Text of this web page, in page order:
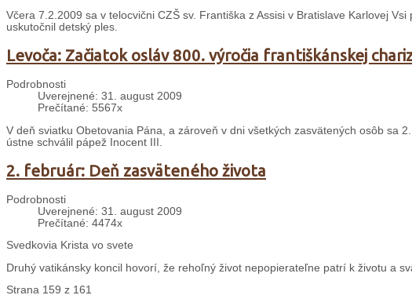
Včera 7.2.2009 sa v telocvični CZŠ sv. Františka z Assisi v Bratislave Karlovej
uskutočnil detský ples.
Levoča: Začiatok osláv 800. výročia františkánskej
Podrobnosti
Uverejnené: 31. august 2009
Prečítané: 5567x
V deň sviatku Obetovania Pána, a zároveň v dni všetkých zasvätených osôb sa
ústne schválil pápež Inocent III.
2. február: Deň zasväteného života
Podrobnosti
Uverejnené: 31. august 2009
Prečítané: 4474x
Svedkovia Krista vo svete
Druhý vatikánsky koncil hovorí, že rehoľný život nepopierateľne patrí k životu a
Strana 159 z 161